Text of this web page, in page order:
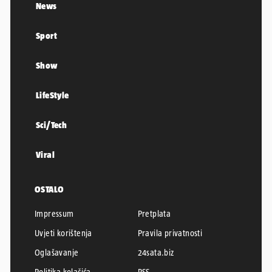
News
Sport
Show
LifeStyle
Sci/Tech
Viral
OSTALO
Impressum
Pretplata
Uvjeti korištenja
Pravila privatnosti
Oglašavanje
24sata.biz